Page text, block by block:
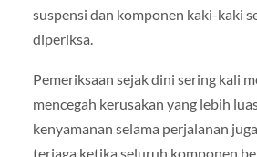
suspensi dan komponen kaki-kaki
diperiksa.
Pemeriksaan sejak dini sering kali
mencegah kerusakan yang lebih
kenyamanan selama perjalanan
terjaga ketika seluruh komponen